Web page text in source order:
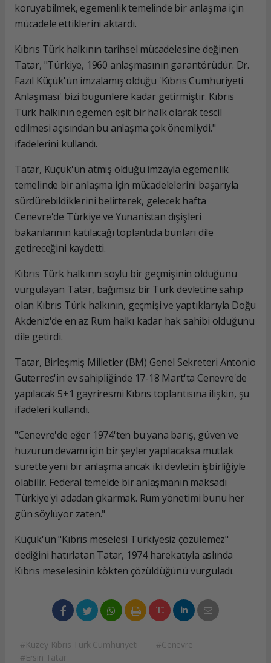
koruyabilmek, egemenlik temelinde bir anlaşma için
mücadele ettiklerini aktardı.
Kıbrıs Türk halkının tarihsel mücadelesine değinen
Tatar, "Türkiye, 1960 anlaşmasının garantörüdür. Dr.
Fazıl Küçük'ün imzalamış olduğu 'Kıbrıs Cumhuriyeti
Anlaşması' bizi bugünlere kadar getirmiştir. Kıbrıs
Türk halkının egemen eşit bir halk olarak tescil
edilmesi açısından bu anlaşma çok önemliydi."
ifadelerini kullandı.
Tatar, Küçük'ün atmış olduğu imzayla egemenlik
temelinde bir anlaşma için mücadelelerini başarıyla
sürdürebildiklerini belirterek, gelecek hafta
Cenevre'de Türkiye ve Yunanistan dışişleri
bakanlarının katılacağı toplantıda bunları dile
getireceğini kaydetti.
Kıbrıs Türk halkının soylu bir geçmişinin olduğunu
vurgulayan Tatar, bağımsız bir Türk devletine sahip
olan Kıbrıs Türk halkının, geçmişi ve yaptıklarıyla Doğu
Akdeniz'de en az Rum halkı kadar hak sahibi olduğunu
dile getirdi.
Tatar, Birleşmiş Milletler (BM) Genel Sekreteri Antonio
Guterres'in ev sahipliğinde 17-18 Mart'ta Cenevre'de
yapılacak 5+1 gayriresmi Kıbrıs toplantısına ilişkin, şu
ifadeleri kullandı.
"Cenevre'de eğer 1974'ten bu yana barış, güven ve
huzurun devamı için bir şeyler yapılacaksa mutlak
surette yeni bir anlaşma ancak iki devletin işbirliğiyle
olabilir. Federal temelde bir anlaşmanın maksadı
Türkiye'yi adadan çıkarmak. Rum yönetimi bunu her
gün söylüyor zaten."
Küçük'ün "Kıbrıs meselesi Türkiyesiz çözülemez"
dediğini hatırlatan Tatar, 1974 harekatıyla aslında
Kıbrıs meselesinin kökten çözüldüğünü vurguladı.
#Kuzey Kıbrıs Türk Cumhuriyeti
#Cenevre
#Ersin Tatar